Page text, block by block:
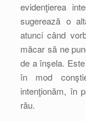
evidenţierea
sugerează o
atunci când
măcar să ne
de a înşela.
în mod
intenţionăm, în
rău.